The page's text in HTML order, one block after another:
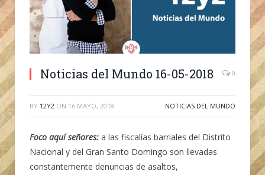
Noticias del Mundo 16-05-2018 0
BY 12Y2 ON 16 MAYO, 2018 NOTICIAS DEL MUNDO
Foco aquí señores: a las fiscalías barriales del Distrito
Nacional y del Gran Santo Domingo son llevadas
constantemente denuncias de asaltos,